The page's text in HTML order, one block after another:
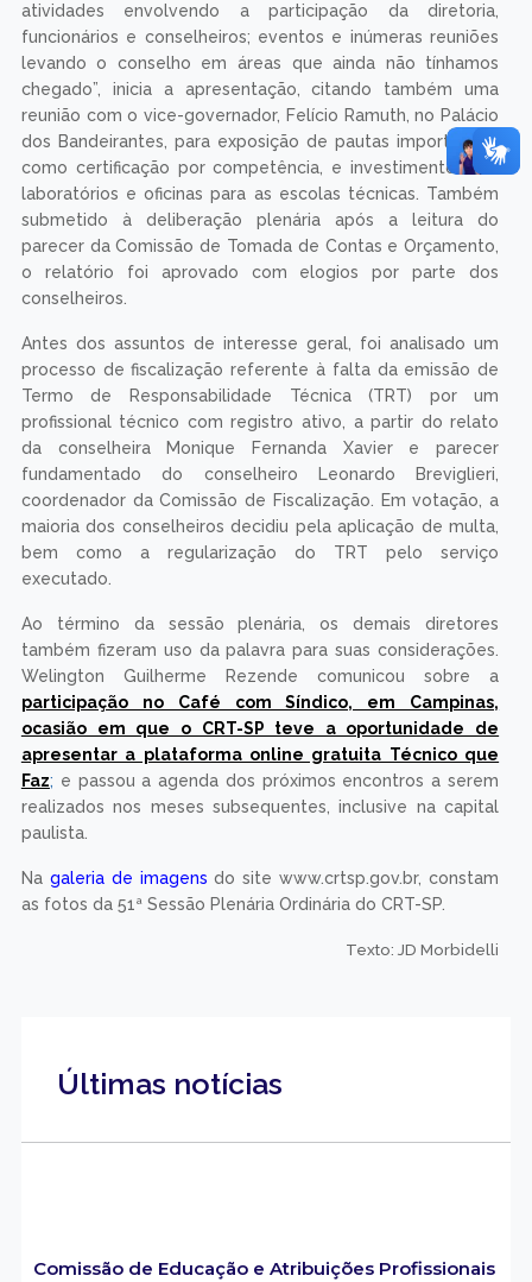
atividades envolvendo a participação da diretoria,
funcionários e conselheiros; eventos e inúmeras reuniões
levando o conselho em áreas que ainda não tínhamos
chegado”, inicia a apresentação, citando também uma
reunião com o vice-governador, Felício Ramuth, no Palácio
dos Bandeirantes, para exposição de pautas importantes,
como certificação por competência, e investimentos em
laboratórios e oficinas para as escolas técnicas. Também
submetido à deliberação plenária após a leitura do
parecer da Comissão de Tomada de Contas e Orçamento,
o relatório foi aprovado com elogios por parte dos
conselheiros.
Antes dos assuntos de interesse geral, foi analisado um
processo de fiscalização referente à falta da emissão de
Termo de Responsabilidade Técnica (TRT) por um
profissional técnico com registro ativo, a partir do relato
da conselheira Monique Fernanda Xavier e parecer
fundamentado do conselheiro Leonardo Breviglieri,
coordenador da Comissão de Fiscalização. Em votação, a
maioria dos conselheiros decidiu pela aplicação de multa,
bem como a regularização do TRT pelo serviço
executado.
Ao término da sessão plenária, os demais diretores
também fizeram uso da palavra para suas considerações.
Welington Guilherme Rezende comunicou sobre a
participação no Café com Síndico, em Campinas,
ocasião em que o CRT-SP teve a oportunidade de
apresentar a plataforma online gratuita Técnico que
Faz; e passou a agenda dos próximos encontros a serem
realizados nos meses subsequentes, inclusive na capital
paulista.
Na galeria de imagens do site www.crtsp.gov.br, constam
as fotos da 51ª Sessão Plenária Ordinária do CRT-SP.
Texto: JD Morbidelli
Últimas notícias
Comissão de Educação e Atribuições Profissionais